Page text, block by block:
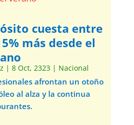
cuesta entre
más desde el
| 8 Oct, 2323| Nacional
afrontan un otoño
al alza y la continua